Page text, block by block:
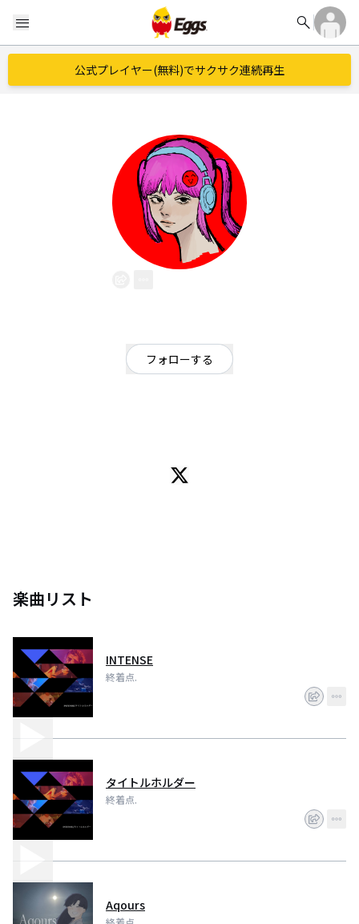
menu search
公式プレイヤー(無料)でサクサク連続再生
フォローする
楽曲リスト
INTENSE
終着点.
タイトルホルダー
終着点.
Aqours